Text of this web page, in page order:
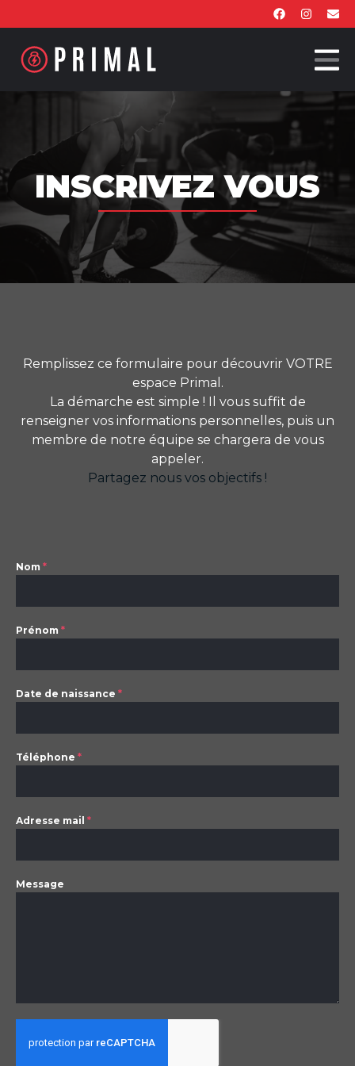
INSCRIVEZ VOUS
Remplissez ce formulaire pour découvrir VOTRE
espace Primal.
La démarche est simple ! Il vous suffit de
renseigner vos informations personnelles, puis un
membre de notre équipe se chargera de vous
appeler.
Partagez nous vos objectifs !
Nom *
Prénom *
Date de naissance *
Téléphone *
Adresse mail *
Message